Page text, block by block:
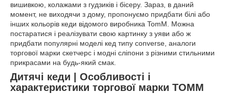
вишивкою, колажами з гудзиків і бісеру. Зараз, в даний
момент, не виходячи з дому, пропонуємо придбати білі або
інших кольорів кеди відомого виробника TomM. Можна
постаратися і реалізувати свою картинку з уяви або ж
придбати популярні моделі кед типу converse, аналоги
торгової марки скетчерс і модні сліпони з різними стильними
прикрасами на будь-який смак.
Дитячі кеди | Особливості і
характеристики торгової марки TOMM